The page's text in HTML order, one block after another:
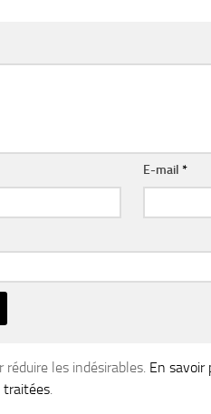
E-mail*
les indésirables. En savoir
traitées.